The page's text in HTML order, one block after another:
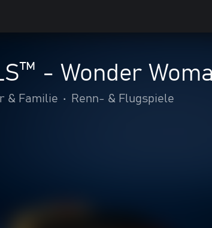
- Wonder
& Familie • Renn- & Flugspiele